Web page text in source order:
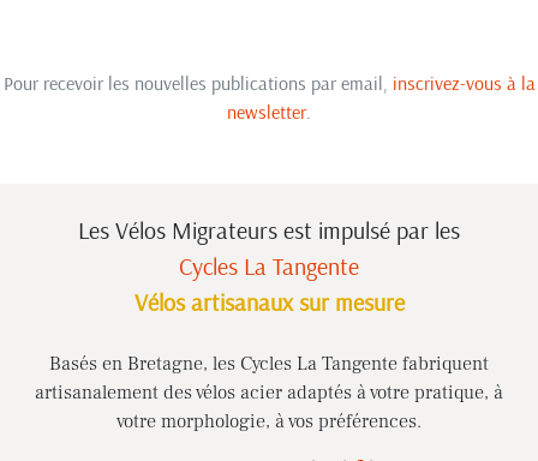
Pour recevoir les nouvelles publications par email, inscrivez-vous à la
newsletter.
Les Vélos Migrateurs est impulsé par les
Cycles La Tangente
Vélos artisanaux sur mesure
Basés en Bretagne, les Cycles La Tangente fabriquent
artisanalement des vélos acier adaptés à votre pratique, à
votre morphologie, à vos préférences.